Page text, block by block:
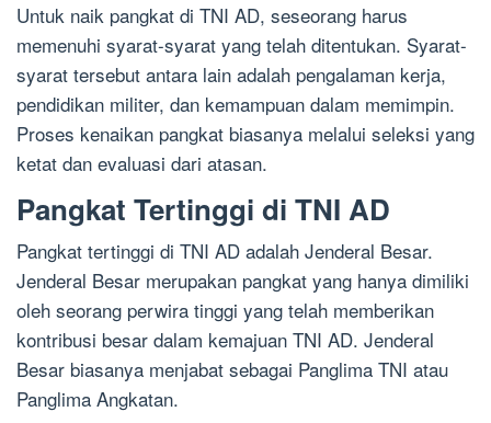
Untuk naik pangkat di TNI AD, seseorang harus
memenuhi syarat-syarat yang telah ditentukan. Syarat-
syarat tersebut antara lain adalah pengalaman kerja,
pendidikan militer, dan kemampuan dalam memimpin.
Proses kenaikan pangkat biasanya melalui seleksi yang
ketat dan evaluasi dari atasan.
Pangkat Tertinggi di TNI AD
Pangkat tertinggi di TNI AD adalah Jenderal Besar.
Jenderal Besar merupakan pangkat yang hanya dimiliki
oleh seorang perwira tinggi yang telah memberikan
kontribusi besar dalam kemajuan TNI AD. Jenderal
Besar biasanya menjabat sebagai Panglima TNI atau
Panglima Angkatan.